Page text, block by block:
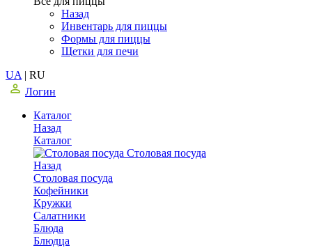
Назад
Инвентарь для пиццы
Формы для пиццы
Щетки для печи
UA | RU
Логин
Каталог
Назад
Каталог
Столовая посуда
Назад
Столовая посуда
Кофейники
Кружки
Салатники
Блюда
Блюдца